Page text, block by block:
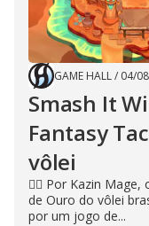
GAME HALL/ 04/
Smash It
Fantasy
vôlei
🧙‍♂️ Por Kazin
de Ouro do vôlei
por um jogo de...